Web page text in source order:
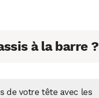
à la barre ?
de votre tête avec les